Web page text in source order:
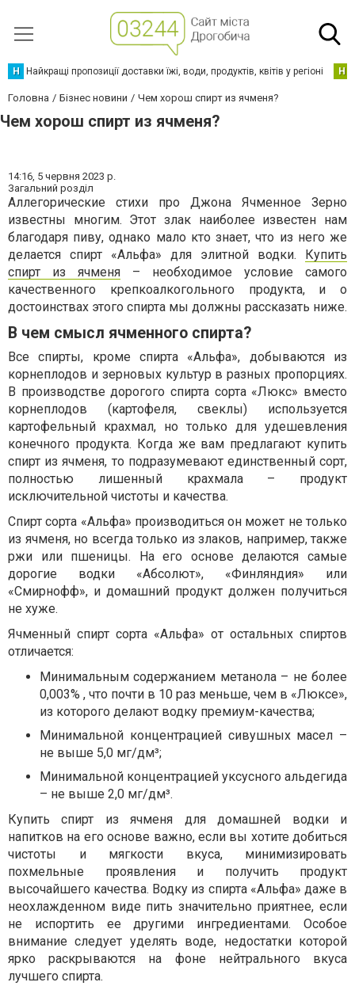
Н Найкращі пропозиції доставки їжі, води, продуктів, квітів у регіоні Н
Головна Бізнес новини Чем хорош спирт из ячменя?
Чем хорош спирт из ячменя?
14:16, 5 червня 2023 р.
Загальний розділ
Аллегорические стихи про Джона Ячменное Зерно
известны многим. Этот злак наиболее известен нам
благодаря пиву, однако мало кто знает, что из него же
делается спирт «Альфа» для элитной водки. Купить
спирт из ячменя – необходимое условие самого
качественного крепкоалкогольного продукта, и о
достоинствах этого спирта мы должны рассказать ниже.
В чем смысл ячменного спирта?
Все спирты, кроме спирта «Альфа», добываются из
корнеплодов и зерновых культур в разных пропорциях.
В производстве дорогого спирта сорта «Люкс» вместо
корнеплодов (картофеля, свеклы) используется
картофельный крахмал, но только для удешевления
конечного продукта. Когда же вам предлагают купить
спирт из ячменя, то подразумевают единственный сорт,
полностью лишенный крахмала – продукт
исключительной чистоты и качества.
Спирт сорта «Альфа» производиться он может не только
из ячменя, но всегда только из злаков, например, также
ржи или пшеницы. На его основе делаются самые
дорогие водки «Абсолют», «Финляндия» или
«Смирнофф», и домашний продукт должен получиться
не хуже.
Ячменный спирт сорта «Альфа» от остальных спиртов
отличается:
Минимальным содержанием метанола – не более
0,003% , что почти в 10 раз меньше, чем в «Люксе»,
из которого делают водку премиум-качества;
Минимальной концентрацией сивушных масел –
не выше 5,0 мг/дм³;
Минимальной концентрацией уксусного альдегида
– не выше 2,0 мг/дм³.
Купить спирт из ячменя для домашней водки и
напитков на его основе важно, если вы хотите добиться
чистоты и мягкости вкуса, минимизировать
похмельные проявления и получить продукт
высочайшего качества. Водку из спирта «Альфа» даже в
неохлажденном виде пить значительно приятнее, если
не испортить ее другими ингредиентами. Особое
внимание следует уделять воде, недостатки которой
ярко раскрываются на фоне нейтрального вкуса
лучшего спирта.